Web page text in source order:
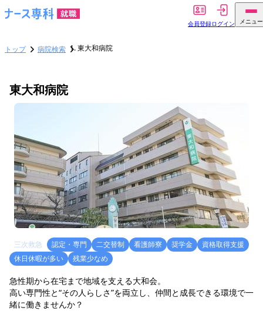
会員登録ログイン メニュー
トップ 病院検索 東大和病院
東大和病院
三次救急 認定・専門 二交替制 看護師寮 奨学金
資格取得支援
休日休暇が多い
残業少なめ
急性期から在宅まで地域を支える大和会。
高い専門性と“その人らしさ”を両立し、仲間と成長できる環境で一
緒に働きませんか？